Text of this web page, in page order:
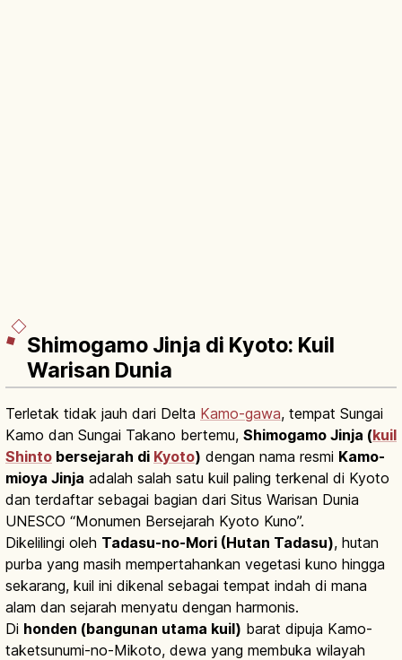
Shimogamo Jinja di Kyoto: Kuil
Warisan Dunia
Terletak tidak jauh dari Delta Kamo-gawa, tempat Sungai
Kamo dan Sungai Takano bertemu, Shimogamo Jinja (kuil
Shinto bersejarah di Kyoto) dengan nama resmi Kamo-
mioya Jinja adalah salah satu kuil paling terkenal di Kyoto
dan terdaftar sebagai bagian dari Situs Warisan Dunia
UNESCO “Monumen Bersejarah Kyoto Kuno”.
Dikelilingi oleh Tadasu-no-Mori (Hutan Tadasu), hutan
purba yang masih mempertahankan vegetasi kuno hingga
sekarang, kuil ini dikenal sebagai tempat indah di mana
alam dan sejarah menyatu dengan harmonis.
Di honden (bangunan utama kuil) barat dipuja Kamo-
taketsunumi-no-Mikoto, dewa yang membuka wilayah